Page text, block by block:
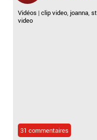
Vidéos |clip video, joanna,
video
31 commentaires